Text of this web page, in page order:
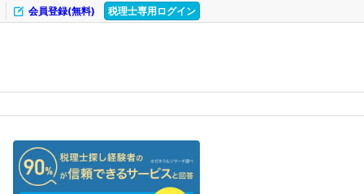
税理士専用ログイン
会員登録(無料)